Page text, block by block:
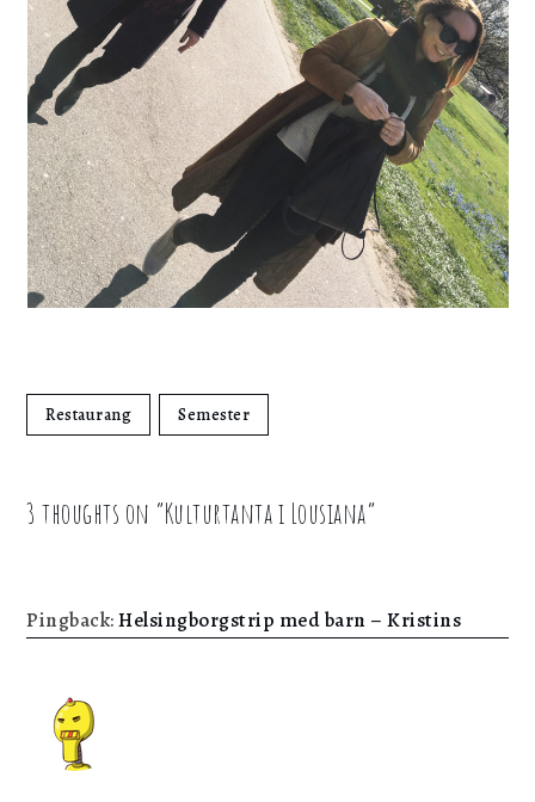
Restaurang Semester
3 thoughts on “Kulturtanta i Lousiana”
Pingback:Helsingborgstrip med barn – Kristins